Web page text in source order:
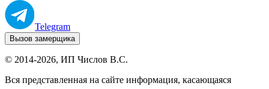
Telegram
Вызов замерщика
© 2014-2026, ИП Числов В.С.
Вся представленная на сайте информация, касающаяся